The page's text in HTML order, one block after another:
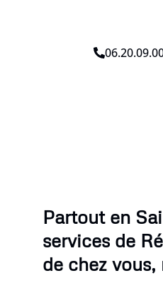
Partout en
services de
de chez